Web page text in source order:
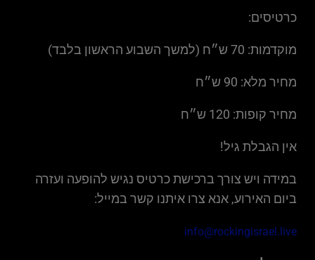
כרטיסים:
מוקדמות: 70 ש״ח (למשך השבוע הראשון בלבד)
מחיר מלא: 90 ש״ח
מחיר קופות: 120 ש״ח
אין הגבלת גיל!
במידה ויש צורך ברכישת כרטיס נגיש להופעה ועזרה
ביום האירוע, אנא צרו איתנו קשר במייל:
info@rockingisrael.live